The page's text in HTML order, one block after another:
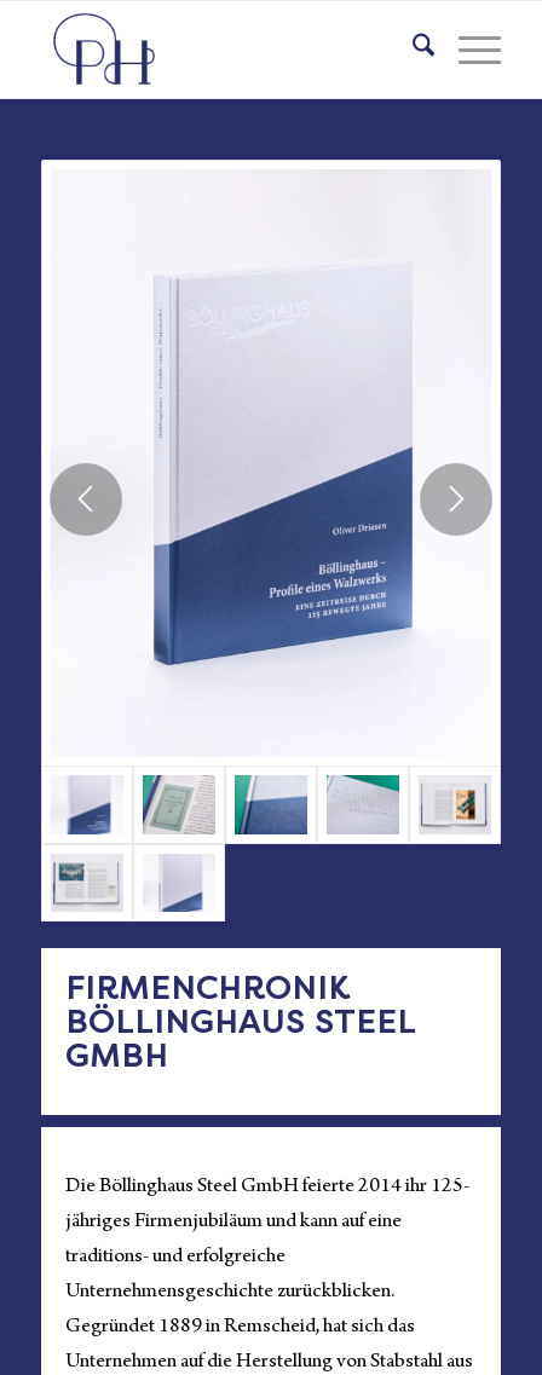
FIRMENCHRONIK
BÖLLINGHAUS STEEL
GMBH
Die Böllinghaus Steel GmbH feierte 2014 ihr 125-
jähriges Firmenjubiläum und kann auf eine
traditions- und erfolgreiche
Unternehmensgeschichte zurückblicken.
Gegründet 1889 in Remscheid, hat sich das
Unternehmen auf die Herstellung von Stabstahl aus